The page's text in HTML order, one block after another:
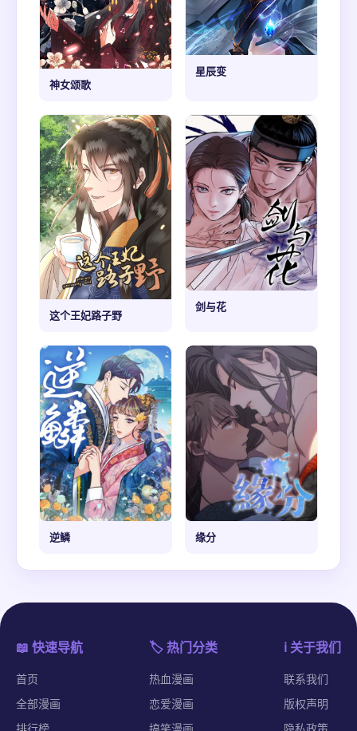
神女颂歌
星辰变
这个王妃路子野
剑与花
逆鳞 缘分
📖 快速导航
首页
全部漫画
排行榜
🏷️ 热门分类
热血漫画
恋爱漫画
搞笑漫画
ℹ️ 关于我们
联系我们
版权声明
隐私政策